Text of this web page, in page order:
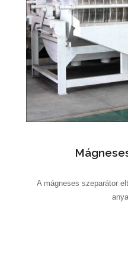
A mágneses szeparátor